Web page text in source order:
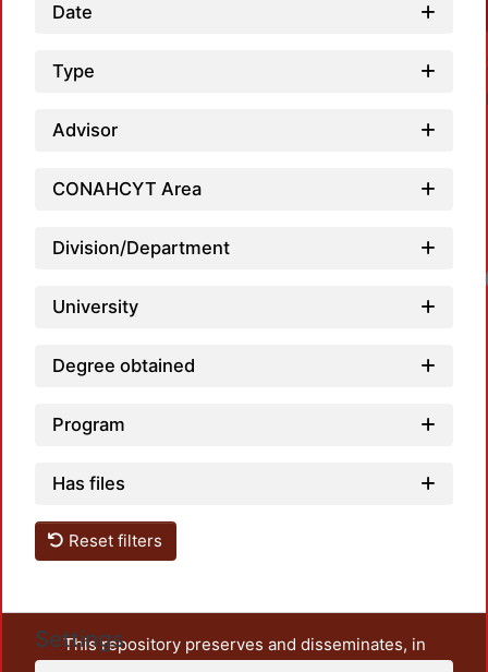
Date
Type
Advisor
CONAHCYT Area
Division/Department
University
Degree obtained
Program
Has files
Reset filters
Settings
This repository preserves and disseminates, in